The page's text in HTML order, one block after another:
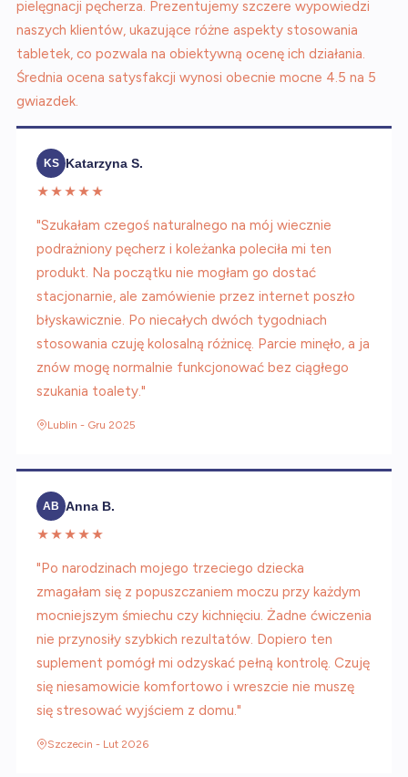
pielęgnacji pęcherza. Prezentujemy szczere wypowiedzi
naszych klientów, ukazujące różne aspekty stosowania
tabletek, co pozwala na obiektywną ocenę ich działania.
Średnia ocena satysfakcji wynosi obecnie mocne 4.5 na 5
gwiazdek.
KS
Katarzyna S.
★★★★★
"Szukałam czegoś naturalnego na mój wiecznie
podrażniony pęcherz i koleżanka poleciła mi ten
produkt. Na początku nie mogłam go dostać
stacjonarnie, ale zamówienie przez internet poszło
błyskawicznie. Po niecałych dwóch tygodniach
stosowania czuję kolosalną różnicę. Parcie minęło, a ja
znów mogę normalnie funkcjonować bez ciągłego
szukania toalety."
Lublin - Gru 2025
AB Anna B.
★★★★★
"Po narodzinach mojego trzeciego dziecka
zmagałam się z popuszczaniem moczu przy każdym
mocniejszym śmiechu czy kichnięciu. Żadne ćwiczenia
nie przynosiły szybkich rezultatów. Dopiero ten
suplement pomógł mi odzyskać pełną kontrolę. Czuję
się niesamowicie komfortowo i wreszcie nie muszę
się stresować wyjściem z domu."
Szczecin - Lut 2026